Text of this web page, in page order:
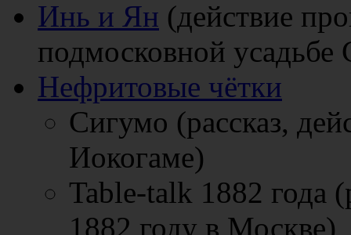
Инь и Ян (действие
подмосковной усадьбе
Нефритовые чётки
Сигумо (рассказ,
Иокогаме)
Table-talk 1882 года
1882 году в Москве)